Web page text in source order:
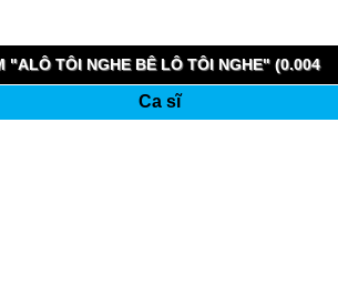
"ALÔ TÔI NGHE BÊ LÔ TÔI NGHE" (0.004
Ca sĩ